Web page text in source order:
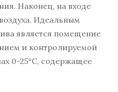
Наконец, на входе
Идеальным
является помещение
и контролируемой
0-25°C, содержащее